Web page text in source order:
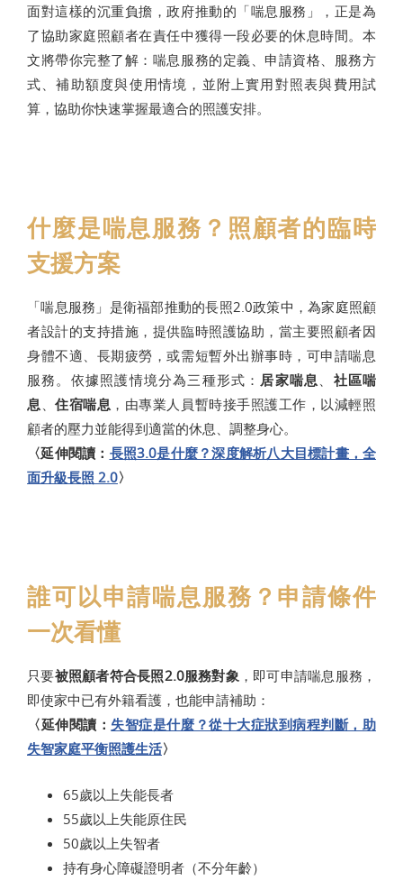
面對這樣的沉重負擔，政府推動的「喘息服務」，正是為
了協助家庭照顧者在責任中獲得一段必要的休息時間。本
文將帶你完整了解：喘息服務的定義、申請資格、服務方
式、補助額度與使用情境，並附上實用對照表與費用試
算，協助你快速掌握最適合的照護安排。
什麼是喘息服務？照顧者的臨時
支援方案
「喘息服務」是衛福部推動的長照2.0政策中，為家庭照顧
者設計的支持措施，提供臨時照護協助，當主要照顧者因
身體不適、長期疲勞，或需短暫外出辦事時，可申請喘息
服務。依據照護情境分為三種形式： 居家喘息
社區喘
息 、住宿喘息 ，由專業人員暫時接手照護工作，以減輕照
顧者的壓力並能得到適當的休息、調整身心。
〈延伸閱讀： 長照3.0是什麼？深度解析八大目標計畫，全
面升級長照 2.0〉
誰可以申請喘息服務？申請條件
一次看懂
只要被照顧者符合長照2.0服務對象 ，即可申請喘息服務，
即使家中已有外籍看護，也能申請補助：
〈延伸閱讀： 失智症是什麼？從十大症狀到病程判斷，助
失智家庭平衡照護生活〉
65歲以上失能長者
55歲以上失能原住民
50歲以上失智者
持有身心障礙證明者（不分年齡）